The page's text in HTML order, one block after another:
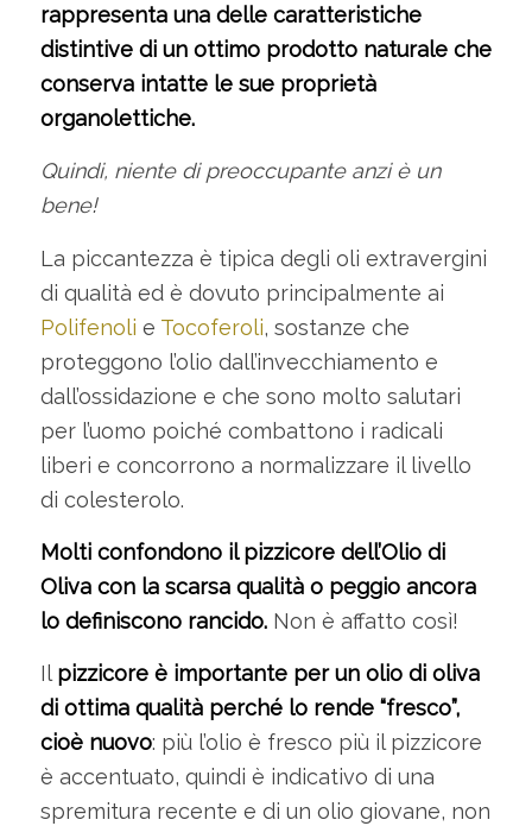
rappresenta una delle caratteristiche
distintive di un ottimo prodotto naturale che
conserva intatte le sue proprietà
organolettiche.
Quindi, niente di preoccupante anzi è un
bene!
La piccantezza è tipica degli oli extravergini
di qualità ed è dovuto principalmente ai
Polifenoli e Tocoferoli, sostanze che
proteggono l’olio dall’invecchiamento e
dall’ossidazione e che sono molto salutari
per l’uomo poiché combattono i radicali
liberi e concorrono a normalizzare il livello
di colesterolo.
Molti confondono il pizzicore dell’Olio di
Oliva con la scarsa qualità o peggio ancora
lo definiscono rancido. Non è affatto così!
Il pizzicore è importante per un olio di oliva
di ottima qualità perché lo rende “fresco”,
cioè nuovo: più l’olio è fresco più il pizzicore
è accentuato, quindi è indicativo di una
spremitura recente e di un olio giovane, non